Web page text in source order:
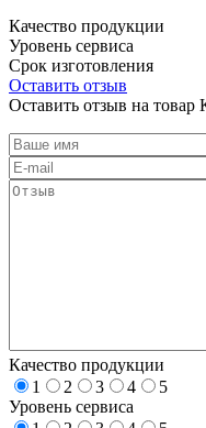
Качество продукции
Уровень сервиса
Срок изготовления
Оставить отзыв
Оставить отзыв на товар
Качество продукции
1
2 3 4
5
Уровень сервиса